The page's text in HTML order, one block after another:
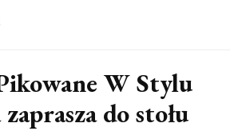
W Stylu
do stołu